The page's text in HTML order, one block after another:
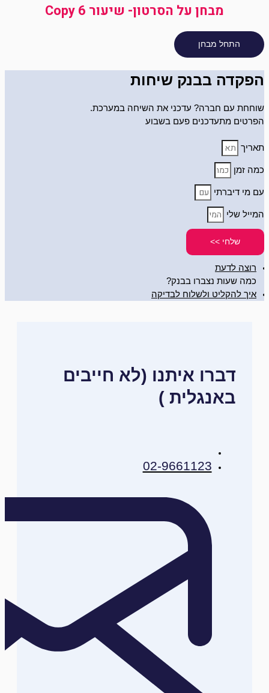
מבחן על הסרטון- שיעור 6 Copy
הפקדה בבנק שיחות
שוחחת עם חברה? עדכני את השיחה במערכת.
הפרטים מתעדכנים פעם בשבוע
תאריך
כמה זמן
עם מי דיברתי
המייל שלי
שלחי >>
רוצה לדעת
כמה שעות נצברו בבנק?
איך להקליט ולשלוח לבדיקה
דברו איתנו (לא חייבים
באנגלית )
02-9661123